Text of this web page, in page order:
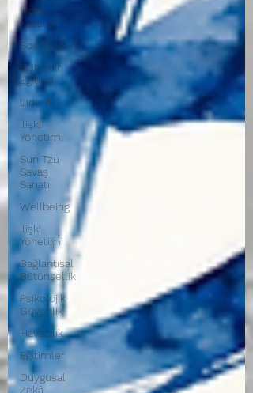
Uçak
Kazaları
Sosyal Zekâ
Eğiticinin
Eğitimi
Liderlik
İlişki
Yönetimi
Sun Tzu
Savaş
Sanatı
Wellbeing
İlişki
Yönetimi
Bağlantısal
Bütünsellik
Psikolojik
Güvenlik
Havacılık
Eğitimler
Duygusal
Zekâ